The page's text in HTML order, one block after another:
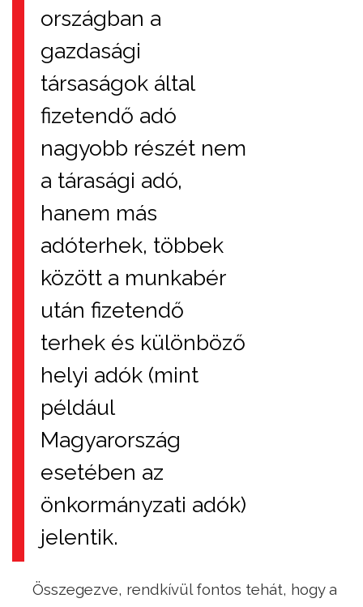
országban a
gazdasági
társaságok által
fizetendő adó
nagyobb részét nem
a tárasági adó,
hanem más
adóterhek, többek
között a munkabér
után fizetendő
terhek és különböző
helyi adók (mint
például
Magyarország
esetében az
önkormányzati adók)
jelentik.
Összegezve, rendkívül fontos tehát, hogy a